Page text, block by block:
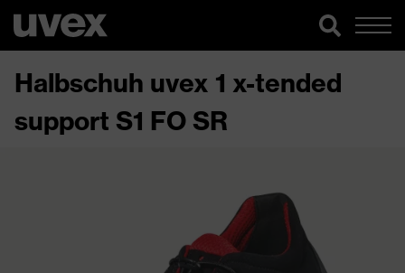
Halbschuh uvex 1 x-tended
support S1 FO SR